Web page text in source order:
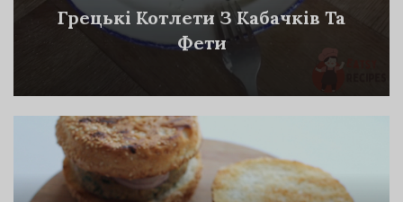
Грецькі Котлети З Кабачків Та
Фети